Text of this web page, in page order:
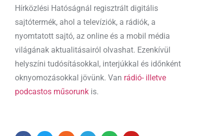
Hírközlési Hatóságnál regisztrált digitális
sajtótermék, ahol a televíziók, a rádiók, a
nyomtatott sajtó, az online és a mobil média
világának aktualitásairól olvashat. Ezenkívül
helyszíni tudósításokkal, interjúkkal és időnként
oknyomozásokkal jövünk. Van rádió- illetve
podcastos műsorunk is.